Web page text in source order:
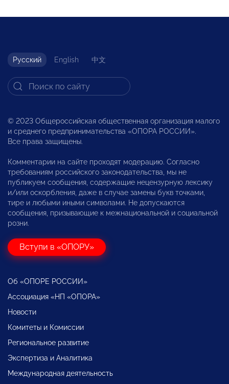
Русский English 中文
© 2023 Общероссийская общественная организация малого
и среднего предпринимательства «ОПОРА РОССИИ».
Все права защищены.
Комментарии на сайте проходят модерацию. Согласно
требованиям российского законодательства, мы не
публикуем сообщения, содержащие нецензурную лексику
и/или оскорбления, даже в случае замены букв точками,
тире и любыми иными символами. Не допускаются
сообщения, призывающие к межнациональной и социальной
розни.
Вступи в «ОПОРУ»
Об «ОПОРЕ РОССИИ»
Ассоциация «НП «ОПОРА»
Новости
Комитеты и Комиссии
Региональное развитие
Экспертиза и Аналитика
Международная деятельность